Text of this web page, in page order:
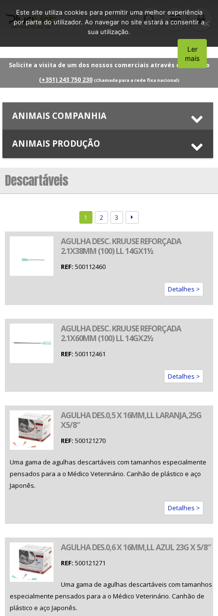
Solicite a visita de um dos nossos comerciais através do número
(+351) 243 750 230 (Chamada para a rede fixa nacional)
ANIMAIS COMPANHIA
ANIMAIS PRODUÇÃO
Descartáveis
1 2 3
AGULHA DESC. KRUUSE REFORÇADA
2.1X38MM (100) LL 14GX1½
REF: 500112460
Detalhes >
AGULHA DESC. KRUUSE REFORÇADA
2.1X60MM (100) LL 14GX2½
REF: 500112461
Detalhes >
AGULHA DES.0,5 X 16MM,LL LARANJA,25G
X5/8″
REF: 500121270
Uma gama de agulhas descartáveis com tamanhos especialmente
pensados para a o Médico Veterinário. Canhão de plástico e aço
Japonês.
Detalhes >
AGULHA DES.0,6 X 16MM,LL AZUL 23G X 5/8″
REF: 500121271
Uma gama de agulhas descartáveis com tamanhos
especialmente pensados para a o Médico Veterinário. Canhão de
plástico e aço Japonês.
Este site utiliza cookies para permitir uma melhor experiência
por parte do utilizador. Ao navegar no site estará a consentir a
sua utilização.
Aceito
Ler
mais